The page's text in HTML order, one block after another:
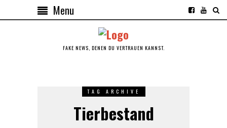
Menu
FAKE NEWS, DENEN DU VERTRAUEN KANNST.
TAG ARCHIVE
Tierbestand